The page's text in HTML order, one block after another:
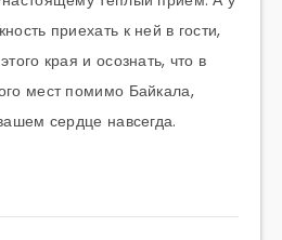
приехать к ней в гости,
края и осознать, что в
мест помимо Байкала,
сердце навсегда.